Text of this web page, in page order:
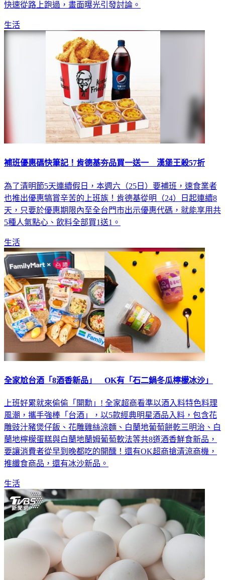
快速從路上跑過，畫面曝光引發討論。
生活
補班優惠碼快筆記！肯德基夯品買一送一 漢堡王殺57折
為了清明節5天連續假日，本週六（25日）要補班，速食業者
也推出優惠犒賞辛苦的上班族！肯德基從明（24）日起連續8
天，只要於優惠期限內至全台門市出示優惠代碼，就能享用共
5種人氣點心、飲料全部買1送1。
生活
全家尬台酒「8酒香新品」 OK有「石二鍋冬瓜檸檬冰沙」
上班好累就來偷偷「開勳」! 全家超商看準以酒入料特色料理
風潮，攜手強棒「台酒」，以5款經典明星酒品入料，包含花
雕豉汁豬煲仔飯、花雕雞絲涼麵、白蘭地葡萄餅乾三明治、白
蘭地檸檬蛋糕與白蘭地蘭姆葡萄軟法等共8道酒香鮮食新品，
要讓消費者從早到晚都吃的開醺！還有OK超商搶清涼商機，
推纖食商品，還有冰沙新品。
生活